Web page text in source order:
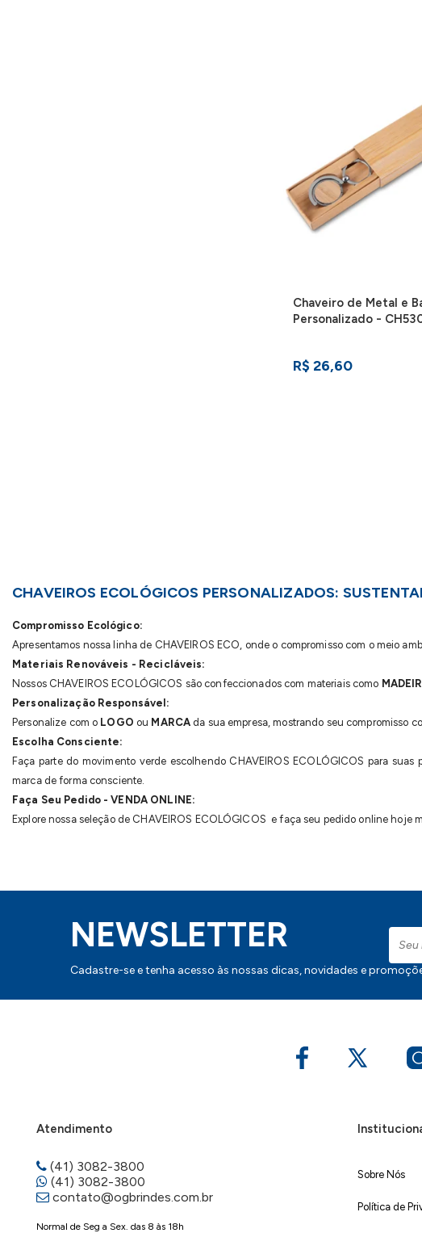
Chaveiro de Metal e
Personalizado -
R$ 26,60
CHAVEIROS ECOLÓGICOS PERSONALIZADOS:
Compromisso Ecológico:
Apresentamos nossa linha de CHAVEIROS ECO, onde o compromisso com o meio
Materiais Renováveis - Recicláveis:
Nossos CHAVEIROS ECOLÓGICOS são confeccionados com materiais como
Personalização Responsável:
Personalize com o LOGO ou MARCA da sua empresa, mostrando seu compromisso
Escolha Consciente:
Faça parte do movimento verde escolhendo CHAVEIROS ECOLÓGICOS para suas
marca de forma consciente.
Faça Seu Pedido - VENDA ONLINE:
Explore nossa seleção de CHAVEIROS ECOLÓGICOS e faça seu pedido online hoje
NEWSLETTER
Cadastre-se e tenha acesso às nossas dicas, novidades e
Atendimento
(41) 3082-3800
(41) 3082-3800
contato@ogbrindes.com.br
Normal de Seg a Sex. das 8 às 18h
Sobre Nós
Política de